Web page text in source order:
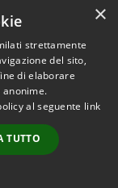
2026 • Comune di
• Powered by
•
Accesso
redazione
×
strettamente
del sito,
di elaborare
al seguente link
TUTTO